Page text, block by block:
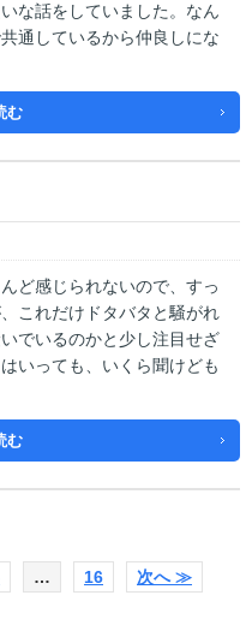
な話をしていました。なん
通しているから仲良しにな
む
ど感じられないので、すっ
これだけドタバタと騒がれ
でいるのかと少し注目せざ
いっても、いくら聞けども
む
… 16 次へ ≫